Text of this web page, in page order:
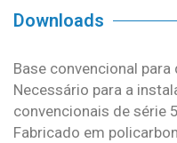
Downloads
Base convencional
Necessário para a
convencionais de série
Fabricado em